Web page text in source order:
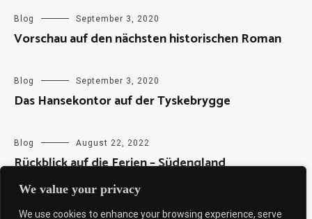
We value your privacy
We use cookies to enhance your browsing experience, serve
Blog September 3, 2020
Vorschau auf den nächsten historischen Roman
Blog September 3, 2020
Das Hansekontor auf der Tyskebrygge
Blog August 22, 2022
Rückblick auf die Ferien – Südengland